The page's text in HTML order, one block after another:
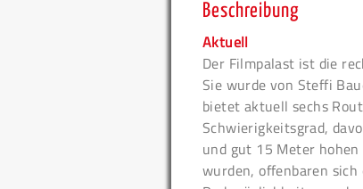
Beschreibung
Aktuell
Der Filmpalast ist die
Sie wurde von Steffi
bietet aktuell sechs
Schwierigkeitsgrad,
und gut 15 Meter
wurden, offenbaren